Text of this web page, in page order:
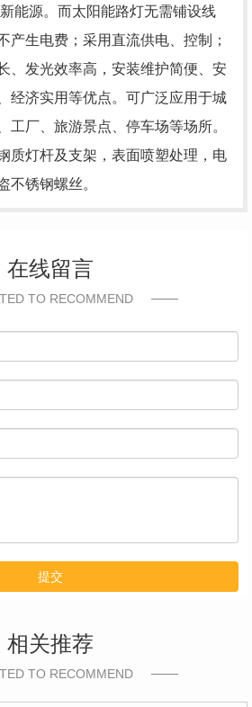
能源。而太阳能路灯无需铺设线
产生电费；采用直流供电、控制；
、发光效率高，安装维护简便、安
经济实用等优点。可广泛应用于城
工厂、旅游景点、停车场等场所。
质灯杆及支架，表面喷塑处理，电
不锈钢螺丝。
在线留言
TO RECOMMEND
提交
相关推荐
TO RECOMMEND